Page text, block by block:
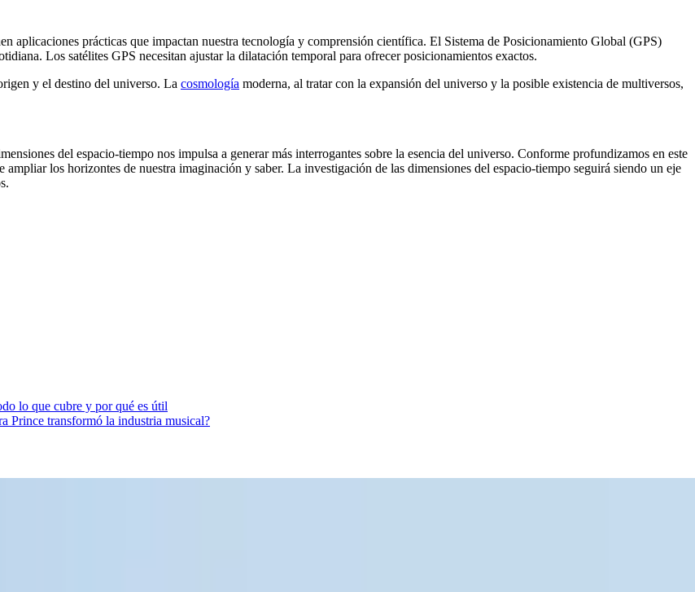
aplicaciones prácticas que impactan nuestra tecnología y comprensión científica. El Sistema de Posicionamiento Global (GPS)
Los satélites GPS necesitan ajustar la dilatación temporal para ofrecer posicionamientos exactos.
y el destino del universo. La cosmología moderna, al tratar con la expansión del universo y la posible existencia de multiversos,
del espacio-tiempo nos impulsa a generar más interrogantes sobre la esencia del universo. Conforme profundizamos en este
ampliar los horizontes de nuestra imaginación y saber. La investigación de las dimensiones del espacio-tiempo seguirá siendo un eje
lo que cubre y por qué es útil
Prince transformó la industria musical?